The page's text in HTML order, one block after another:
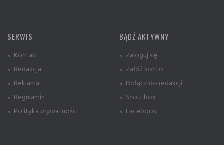
SERWIS
» Kontakt
» Redakcja
» Reklama
» Regulamin
» Polityka prywatności
BĄDŹ AKTYWNY
» Zaloguj się
» Załóż konto
» Dołącz do redakcji
» Shoutbox
» Facebook